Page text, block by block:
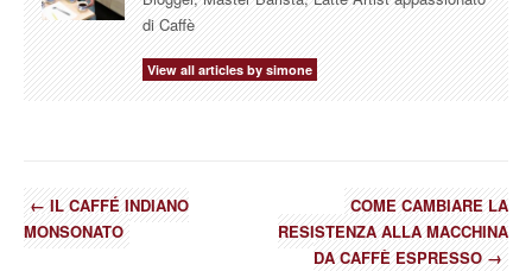
di Caffè
View all articles by simone
←IL CAFFÉ INDIANO
MONSONATO
COME CAMBIARE LA
RESISTENZA ALLA MACCHINA
DA CAFFÈ ESPRESSO→